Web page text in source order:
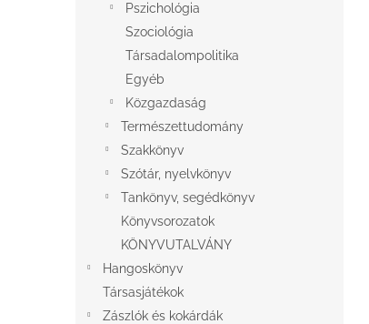
Pszichológia
Szociológia
Társadalompolitika
Egyéb
Közgazdaság
Természettudomány
Szakkönyv
Szótár, nyelvkönyv
Tankönyv, segédkönyv
Könyvsorozatok
KÖNYVUTALVÁNY
Hangoskönyv
Társasjátékok
Zászlók és kokárdák